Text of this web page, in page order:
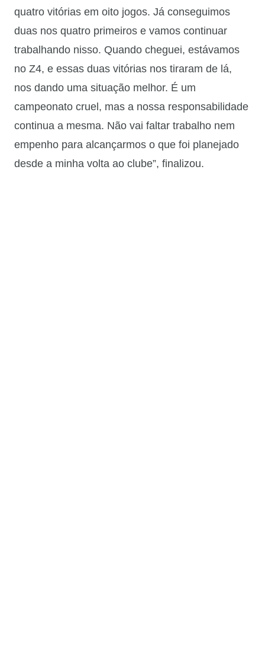
quatro vitórias em oito jogos. Já conseguimos
duas nos quatro primeiros e vamos continuar
trabalhando nisso. Quando cheguei, estávamos
no Z4, e essas duas vitórias nos tiraram de lá,
nos dando uma situação melhor. É um
campeonato cruel, mas a nossa responsabilidade
continua a mesma. Não vai faltar trabalho nem
empenho para alcançarmos o que foi planejado
desde a minha volta ao clube”, finalizou.